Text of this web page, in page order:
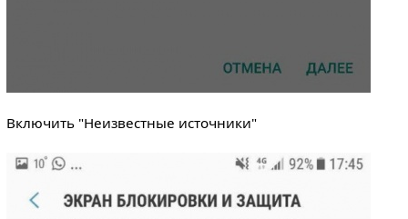
Включить "Неизвестные источники"